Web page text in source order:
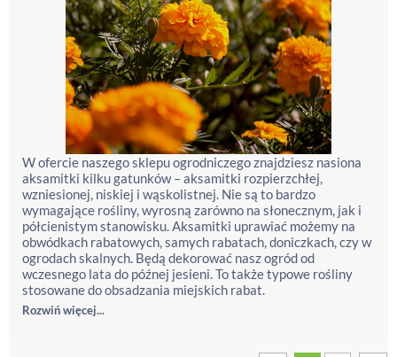
W ofercie naszego sklepu ogrodniczego znajdziesz nasiona
aksamitki kilku gatunków – aksamitki rozpierzchłej,
wzniesionej, niskiej i wąskolistnej. Nie są to bardzo
wymagające rośliny, wyrosną zarówno na słonecznym, jak i
półcienistym stanowisku. Aksamitki uprawiać możemy na
obwódkach rabatowych, samych rabatach, doniczkach, czy w
ogrodach skalnych. Będą dekorować nasz ogród od
wczesnego lata do późnej jesieni. To także typowe rośliny
stosowane do obsadzania miejskich rabat.
Rozwiń więcej...